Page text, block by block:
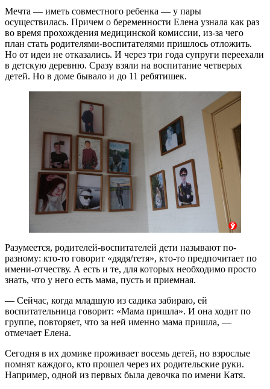
Мечта — иметь совместного ребенка — у пары
осуществилась. Причем о беременности Елена узнала как раз
во время прохождения медицинской комиссии, из-за чего
план стать родителями-воспитателями пришлось отложить.
Но от идеи не отказались. И через три года супруги переехали
в детскую деревню. Сразу взяли на воспитание четверых
детей. Но в доме бывало и до 11 ребятишек.
Разумеется, родителей-воспитателей дети называют по-
разному: кто-то говорит «дядя/тетя», кто-то предпочитает по
имени-отчеству. А есть и те, для которых необходимо просто
знать, что у него есть мама, пусть и приемная.
— Сейчас, когда младшую из садика забираю, ей
воспитательница говорит: «Мама пришла». И она ходит по
группе, повторяет, что за ней именно мама пришла, —
отмечает Елена.
Сегодня в их домике проживает восемь детей, но взрослые
помнят каждого, кто прошел через их родительские руки.
Например, одной из первых была девочка по имени Катя.